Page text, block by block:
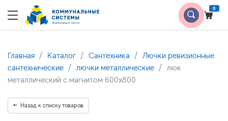
0
Главная Каталог Сантехника
Лючки ревизионные
сантехнические
лючки металлические
люк
металлический с магнитом 600х800
Назад к списку товаров